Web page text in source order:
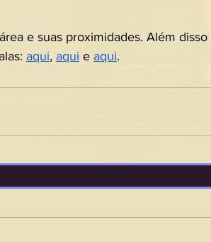
área e suas proximidades. Além
aqui, aqui e aqui.